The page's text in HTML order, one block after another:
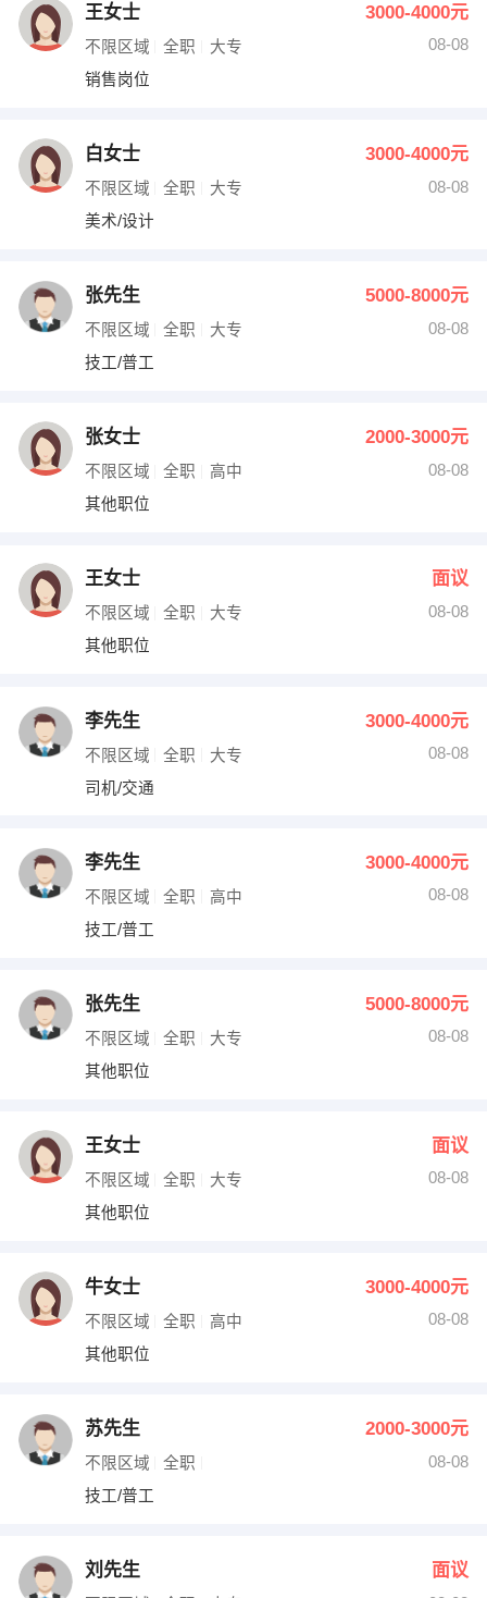
王女士 3000-4000元
不限区域 全职 大专
08-08
销售岗位
白女士 3000-4000元
不限区域 全职 大专
08-08
美术/设计
张先生 5000-8000元
不限区域 全职 大专
08-08
技工/普工
张女士 2000-3000元
不限区域 全职 高中
08-08
其他职位
王女士 面议
不限区域 全职 大专
08-08
其他职位
李先生 3000-4000元
不限区域 全职 大专
08-08
司机/交通
李先生 3000-4000元
不限区域 全职 高中
08-08
技工/普工
张先生 5000-8000元
不限区域 全职 大专
08-08
其他职位
王女士 面议
不限区域 全职 大专
08-08
其他职位
牛女士 3000-4000元
不限区域 全职 高中
08-08
其他职位
苏先生 2000-3000元
不限区域 全职
08-08
技工/普工
刘先生 面议